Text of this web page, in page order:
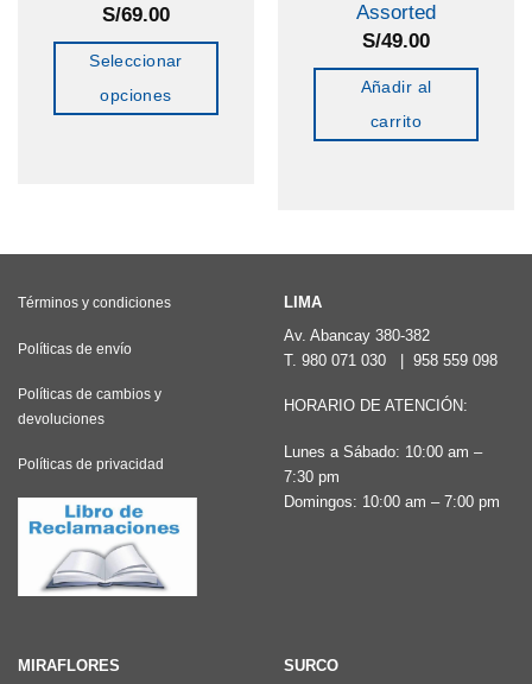
S/69.00
Seleccionar
opciones
variantes.
pueden
página
de
producto
Assorted
S/49.00
Añadir al
carrito
Términos y condiciones
Políticas de envío
Políticas de cambios y
devoluciones
Políticas de privacidad
LIMA
Av. Abancay 380-382
T. 980 071 030 958 559 098
HORARIO DE ATENCIÓN:
Lunes a Sábado: 10:00 am –
7:30 pm
Domingos: 10:00 am – 7:00 pm
MIRAFLORES SURCO